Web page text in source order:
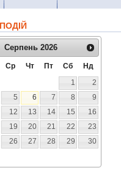
Серпень 2026
Ср Чт Пт Сб
Нд
1
2
5 6 7 8
9
12 13 14 15
16
19 20 21 22
23
26 27 28 29
30